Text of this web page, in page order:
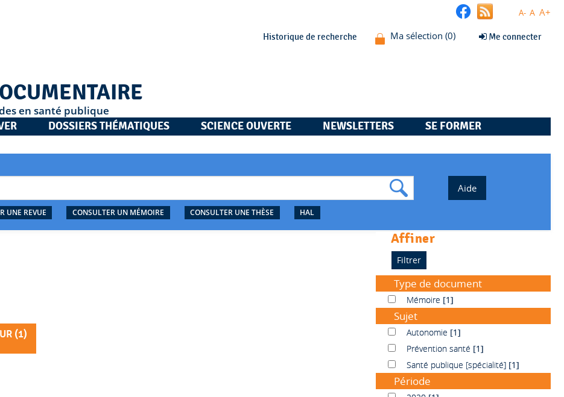
A- A A+
Historique de recherche Me connecter
en santé publique
DOSSIERS THÉMATIQUES SCIENCE OUVERTE NEWSLETTERS SE FORMER
UNE REVUE CONSULTER UN MÉMOIRE CONSULTER UNE THÈSE HAL
(1)
affiner
Type de document
MémoireMémoire [1]
Sujet
Autonomie
Autonomie [1]
Prévention santé
Prévention santé [1]
Santé publique [spécialité]
Santé publique [spécialité] [1]
Période